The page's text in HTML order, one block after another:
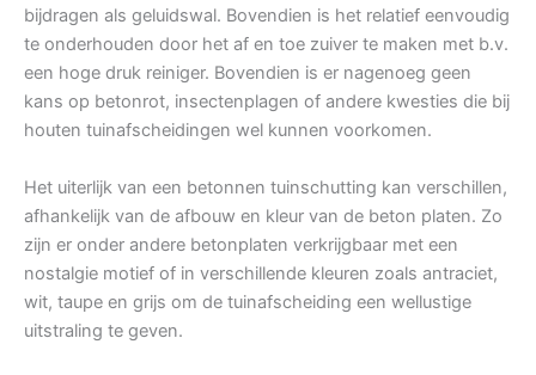
bijdragen als geluidswal. Bovendien is het relatief eenvoudig
te onderhouden door het af en toe zuiver te maken met b.v.
een hoge druk reiniger. Bovendien is er nagenoeg geen
kans op betonrot, insectenplagen of andere kwesties die bij
houten tuinafscheidingen wel kunnen voorkomen.
Het uiterlijk van een betonnen tuinschutting kan verschillen,
afhankelijk van de afbouw en kleur van de beton platen. Zo
zijn er onder andere betonplaten verkrijgbaar met een
nostalgie motief of in verschillende kleuren zoals antraciet,
wit, taupe en grijs om de tuinafscheiding een wellustige
uitstraling te geven.